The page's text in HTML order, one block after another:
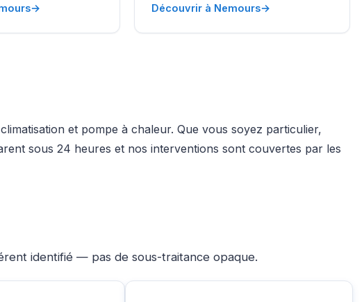
→ Découvrir à Nemours→
et pompe à chaleur. Que vous soyez particulier,
sous 24 heures et nos interventions sont couvertes par les
identifié — pas de sous-traitance opaque.